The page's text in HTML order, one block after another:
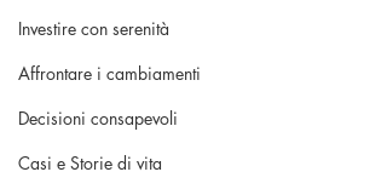
Investire con serenità
Affrontare i cambiamenti
Decisioni consapevoli
Casi e Storie di vita